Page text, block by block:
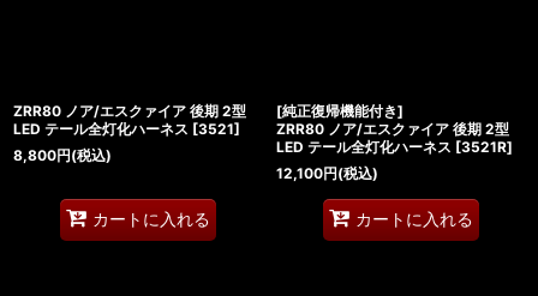
ZRR80 ノア/エスクァイア 後期 2型
LED テール全灯化ハーネス [3521]
8,800円(税込)
カートに入れる
[純正復帰機能付き]
ZRR80 ノア/エスクァイア 後期 2型
LED テール全灯化ハーネス [3521R]
12,100円(税込)
カートに入れる